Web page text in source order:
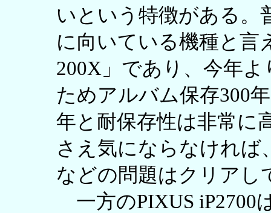
いという特徴がある。
に向いている機種と言
200X」であり、今年
ためアルバム保存300
年と耐保存性は非常に
さえ気にならなければ
などの問題はクリアし
一方のPIXUS iP2700